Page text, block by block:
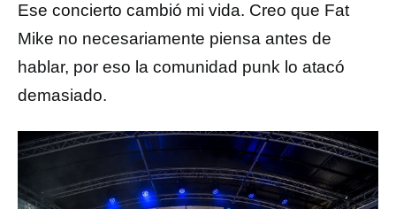
Ese concierto cambió mi vida. Creo que Fat
Mike no necesariamente piensa antes de
hablar, por eso la comunidad punk lo atacó
demasiado.